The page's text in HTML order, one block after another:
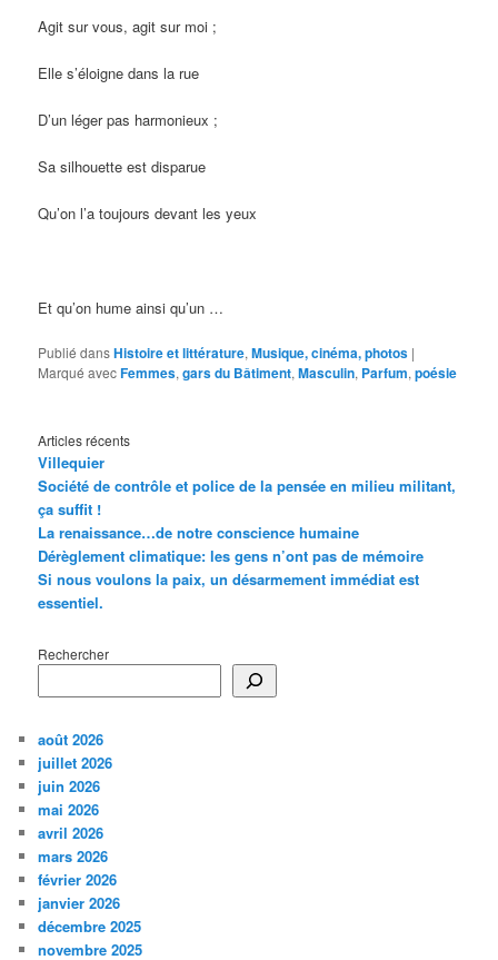
Agit sur vous, agit sur moi ;
Elle s’éloigne dans la rue
D’un léger pas harmonieux ;
Sa silhouette est disparue
Qu’on l’a toujours devant les yeux
Et qu’on hume ainsi qu’un …
Publié dansHistoire et littérature,Musique, cinéma, photos |
Marqué avecFemmes,gars du Bâtiment,Masculin, Parfum,poésie
Articles récents
Villequier
Société de contrôle et police de la pensée en milieu militant,
ça suffit !
La renaissance…de notre conscience humaine
Dérèglement climatique: les gens n’ont pas de mémoire
Si nous voulons la paix, un désarmement immédiat est
essentiel.
Rechercher
août 2026
juillet 2026
juin 2026
mai 2026
avril 2026
mars 2026
février 2026
janvier 2026
décembre 2025
novembre 2025